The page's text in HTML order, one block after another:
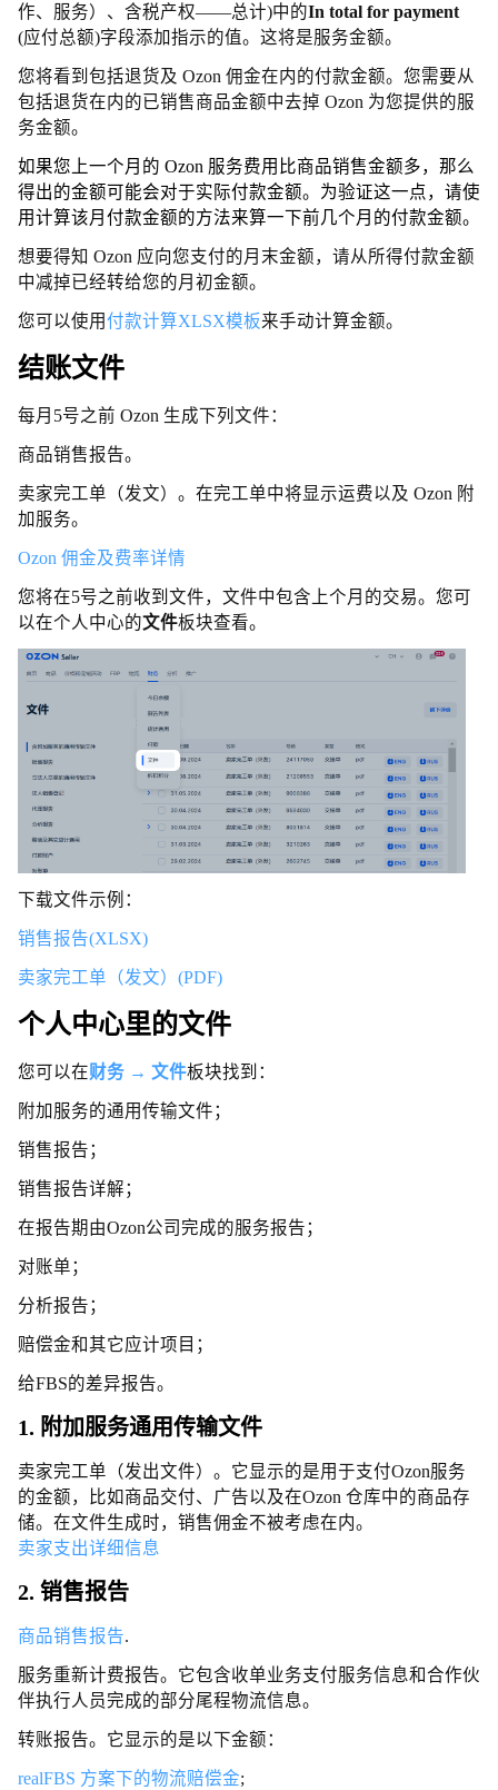
作、服务）、含税产权——总计)中的In total for payment
(应付总额)字段添加指示的值。这将是服务金额。
您将看到包括退货及 Ozon 佣金在内的付款金额。您需要从
包括退货在内的已销售商品金额中去掉 Ozon 为您提供的服
务金额。
如果您上一个月的 Ozon 服务费用比商品销售金额多，那么
得出的金额可能会对于实际付款金额。为验证这一点，请使
用计算该月付款金额的方法来算一下前几个月的付款金额。
想要得知 Ozon 应向您支付的月末金额，请从所得付款金额
中减掉已经转给您的月初金额。
您可以使用付款计算XLSX模板来手动计算金额。
结账文件
每月5号之前 Ozon 生成下列文件：
商品销售报告。
卖家完工单（发文）。在完工单中将显示运费以及 Ozon 附
加服务。
Ozon 佣金及费率详情
您将在5号之前收到文件，文件中包含上个月的交易。您可
以在个人中心的文件板块查看。
下载文件示例：
销售报告(XLSX)
卖家完工单（发文）(PDF)
个人中心里的文件
您可以在财务 → 文件板块找到：
附加服务的通用传输文件；
销售报告；
销售报告详解；
在报告期由Ozon公司完成的服务报告；
对账单；
分析报告；
赔偿金和其它应计项目；
给FBS的差异报告。
1. 附加服务通用传输文件
卖家完工单（发出文件）。它显示的是用于支付Ozon服务
的金额，比如商品交付、广告以及在Ozon 仓库中的商品存
储。在文件生成时，销售佣金不被考虑在内。
卖家支出详细信息
2. 销售报告
商品销售报告.
服务重新计费报告。它包含收单业务支付服务信息和合作伙
伴执行人员完成的部分尾程物流信息。
转账报告。它显示的是以下金额：
realFBS 方案下的物流赔偿金;